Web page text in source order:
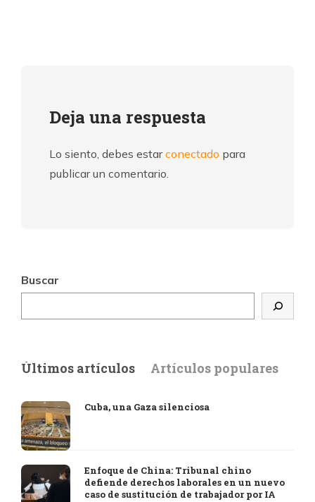
Deja una respuesta
Lo siento, debes estarconectado para
publicar un comentario.
Buscar
Últimos artículos Artículos populares
Cuba, una Gaza silenciosa
Enfoque de China: Tribunal chino
defiende derechos laborales en un nuevo
caso de sustitución de trabajador por IA